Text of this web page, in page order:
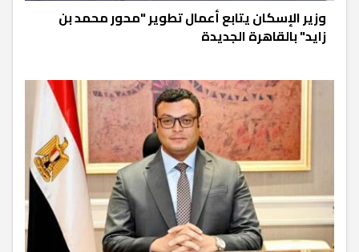
وزير الإسكان يتابع أعمال تطوير "محور محمد بن
زايد" بالقاهرة الجديدة